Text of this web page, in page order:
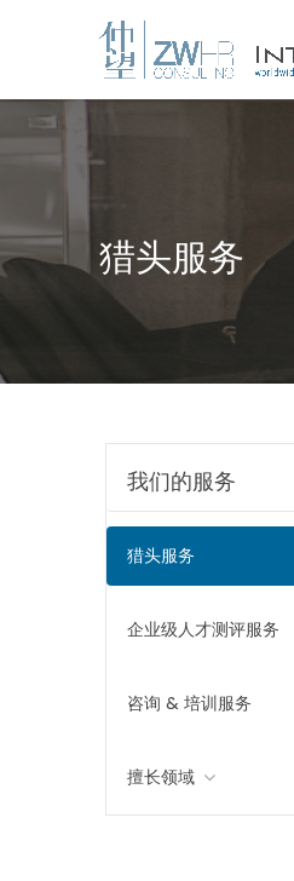
猎头服务
我们的服务
猎头服务
企业级人才测评服务
咨询 & 培训服务
擅长领域